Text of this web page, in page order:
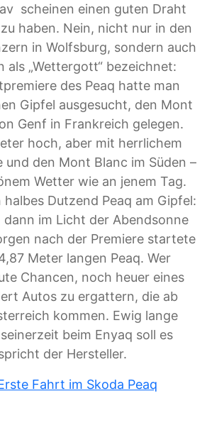
scheinen einen guten Draht
haben. Nein, nicht nur in den
in Wolfsburg, sondern auch
als „Wettergott“ bezeichnet:
des Peaq hatte man
Gipfel ausgesucht, den Mont
Genf in Frankreich gelegen.
hoch, aber mit herrlichem
und den Mont Blanc im Süden –
Wetter wie an jenem Tag.
Dutzend Peaq am Gipfel:
im Licht der Abendsonne
nach der Premiere startete
Meter langen Peaq. Wer
Chancen, noch heuer eines
Autos zu ergattern, die ab
kommen. Ewig lange
beim Enyaq soll es
der Hersteller.
Fahrt im Skoda Peaq